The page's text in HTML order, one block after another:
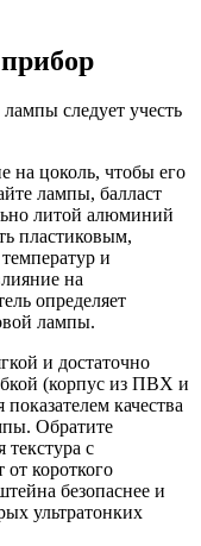
следует учесть
на цоколь, чтобы его
лампы, балласт
литой алюминий
пластиковым,
и
на
определяет
лампы.
и достаточно
(корпус из ПВХ и
качества
Обратите
с
короткого
безопаснее и
ультратонких